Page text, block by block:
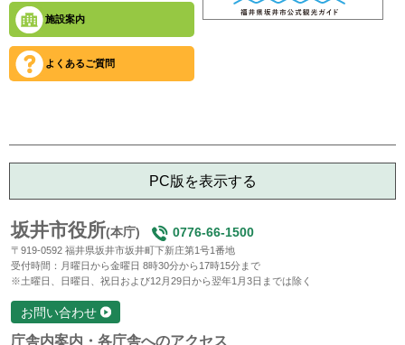
施設案内
よくあるご質問
PC版を表示する
坂井市役所(本庁) 0776-66-1500
〒919-0592 福井県坂井市坂井町下新庄第1号1番地
受付時間：月曜日から金曜日 8時30分から17時15分まで
※土曜日、日曜日、祝日および12月29日から翌年1月3日までは除く
お問い合わせ
庁舎内案内・各庁舎へのアクセス